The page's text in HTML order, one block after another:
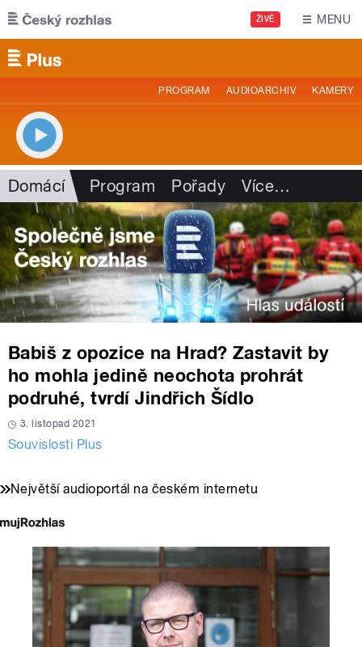
Přejít k hlavnímu obsahu
ŽIVĚ MENU
PROGRAM AUDIOARCHIV KAMERY
Domácí Program Pořady Více…
Babiš z opozice na Hrad? Zastavit by
ho mohla jedině neochota prohrát
podruhé, tvrdí Jindřich Šídlo
3. listopad 2021
Souvislosti Plus
Největší audioportál na českém internetu